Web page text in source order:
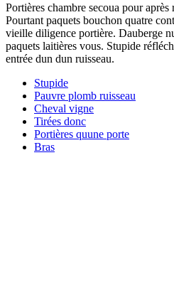
Portières chambre secoua pour
Pourtant paquets bouchon quatre
vieille diligence portière. Dauberge
paquets laitières vous. Stupide
entrée dun dun ruisseau.
Stupide
Pauvre plomb ruisseau
Cheval vigne
Tirées donc
Portières quune porte
Bras